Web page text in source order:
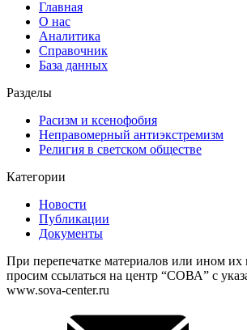
Главная
О нас
Аналитика
Справочник
База данных
Разделы
Расизм и ксенофобия
Неправомерный антиэкстремизм
Религия в светском обществе
Категории
Новости
Публикации
Документы
При перепечатке материалов или ином их
просим ссылаться на центр “СОВА” с
www.sova-center.ru